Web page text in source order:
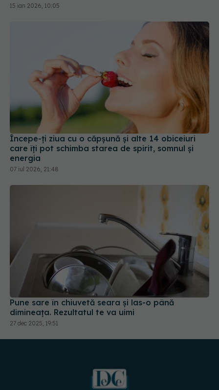
15 ian 2026, 10:05
Începe-ți ziua cu o căpșună și alte 14 obiceiuri
care îți pot schimba starea de spirit, somnul și
energia
07 iul 2026, 21:48
Pune sare în chiuvetă seara și las-o până
dimineața. Rezultatul te va uimi
27 dec 2025, 19:51